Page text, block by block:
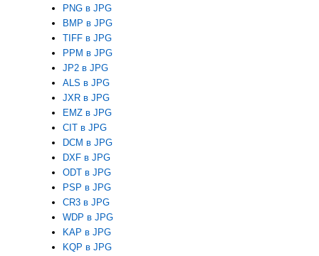
PNG в JPG
BMP в JPG
TIFF в JPG
PPM в JPG
JP2 в JPG
ALS в JPG
JXR в JPG
EMZ в JPG
CIT в JPG
DCM в JPG
DXF в JPG
ODT в JPG
PSP в JPG
CR3 в JPG
WDP в JPG
KAP в JPG
KQP в JPG